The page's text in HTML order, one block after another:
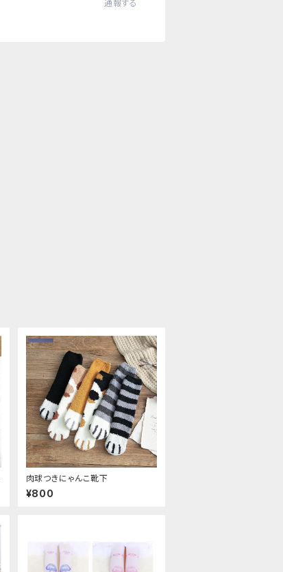
通報する
肉球つきにゃんこ靴下
¥800